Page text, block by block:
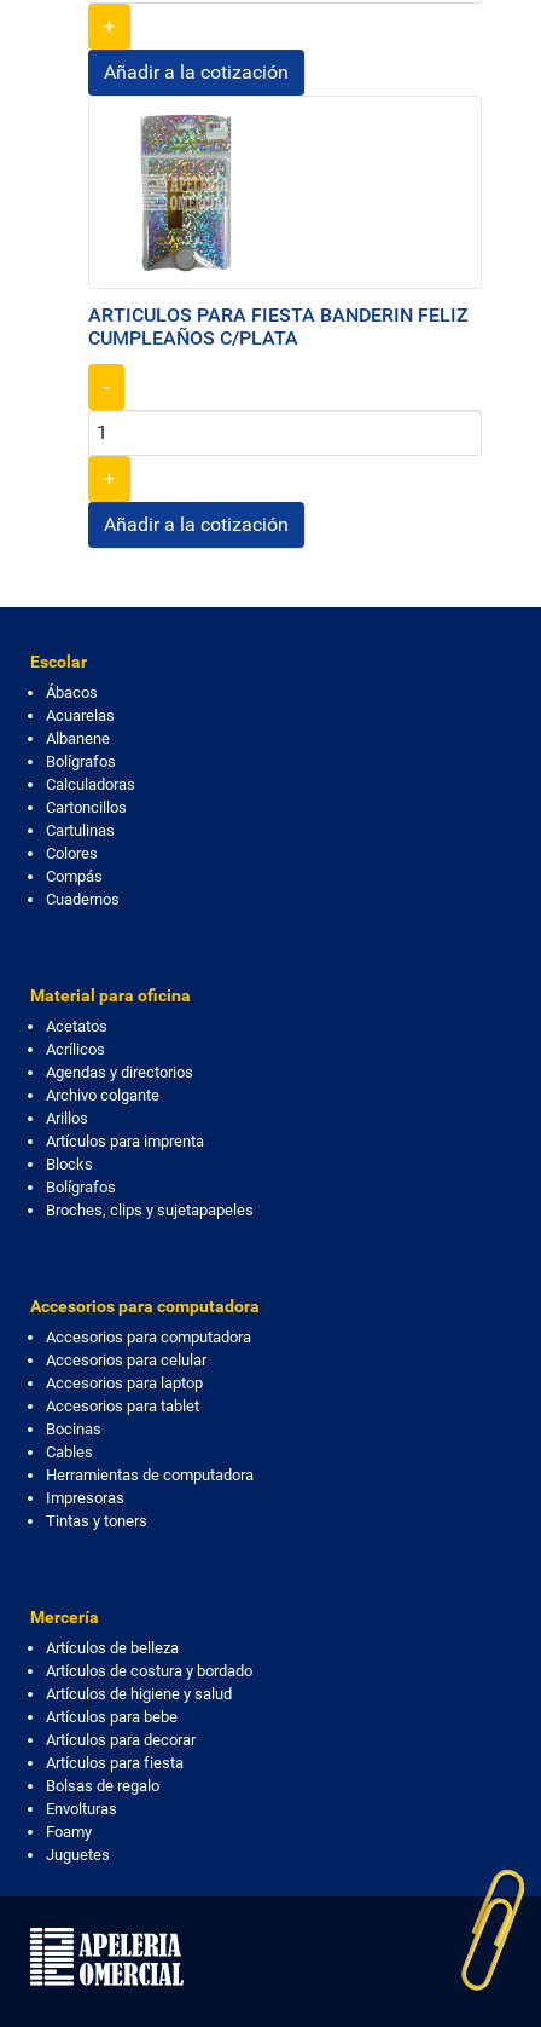
+
ARTICULOS PARA FIESTA BANDERIN FELIZ
CUMPLEAÑOS C/PLATA
-
+
Escolar
Ábacos
Acuarelas
Albanene
Bolígrafos
Calculadoras
Cartoncillos
Cartulinas
Colores
Compás
Cuadernos
Material para oficina
Acetatos
Acrílicos
Agendas y directorios
Archivo colgante
Arillos
Artículos para imprenta
Blocks
Bolígrafos
Broches, clips y sujetapapeles
Accesorios para computadora
Accesorios para computadora
Accesorios para celular
Accesorios para laptop
Accesorios para tablet
Bocinas
Cables
Herramientas de computadora
Impresoras
Tintas y toners
Mercería
Artículos de belleza
Artículos de costura y bordado
Artículos de higiene y salud
Artículos para bebe
Artículos para decorar
Artículos para fiesta
Bolsas de regalo
Envolturas
Foamy
Juguetes